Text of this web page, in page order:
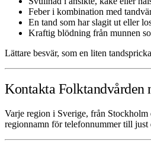
Feber i kombination med
En tand som har slagit ut eller
Kraftig blödning från munnen
Lättare besvär, som en liten
Kontakta Folktandvården
Varje region i Sverige, från
regionnamn för telefonnummer till